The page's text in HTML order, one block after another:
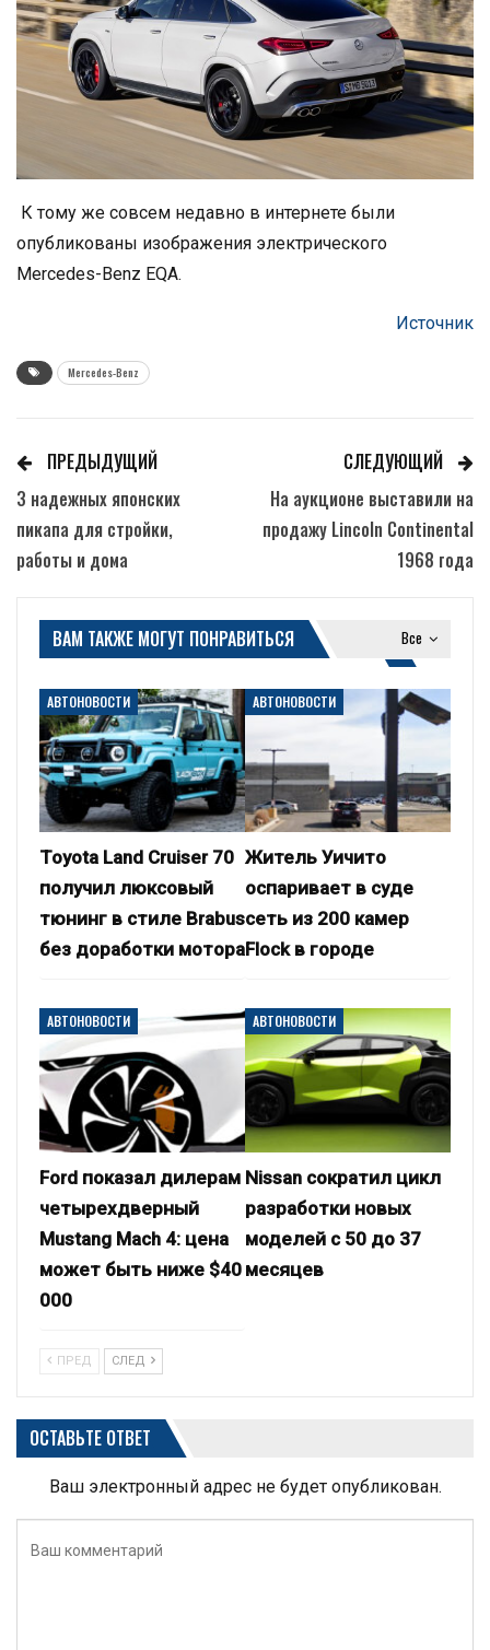
К тому же совсем недавно в интернете были
опубликованы изображения электрического
Mercedes-Benz EQA.
Источник
Mercedes-Benz
ПРЕДЫДУЩИЙ
3 надежных японских
пикапа для стройки,
работы и дома
СЛЕДУЮЩИЙ
На аукционе выставили на
продажу Lincoln Continental
1968 года
Все
ВАМ ТАКЖЕ МОГУТ ПОНРАВИТЬСЯ
АВТОНОВОСТИ
Toyota Land Cruiser 70
получил люксовый
тюнинг в стиле Brabus
без доработки мотора
АВТОНОВОСТИ
Житель Уичито
оспаривает в суде
сеть из 200 камер
Flock в городе
АВТОНОВОСТИ
Ford показал дилерам
четырехдверный
Mustang Mach 4: цена
может быть ниже $40
000
АВТОНОВОСТИ
Nissan сократил цикл
разработки новых
моделей с 50 до 37
месяцев
ПРЕД СЛЕД
ОСТАВЬТЕ ОТВЕТ
Ваш электронный адрес не будет опубликован.